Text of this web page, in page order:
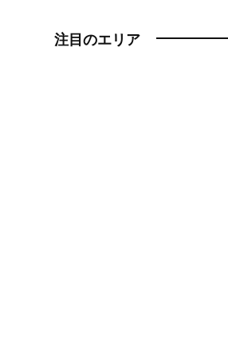
注目のエリア